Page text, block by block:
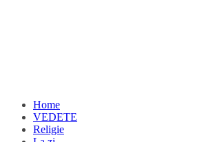
Home
VEDETE
Religie